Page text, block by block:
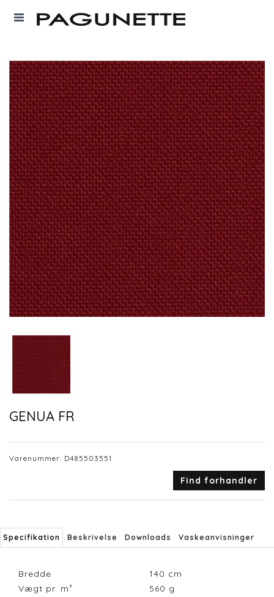
GENUA FR
Varenummer: D485503551
Find forhandler
Specifikation Beskrivelse Downloads Vaskeanvisninger
Bredde 140 cm
Vægt pr. m²
560 g